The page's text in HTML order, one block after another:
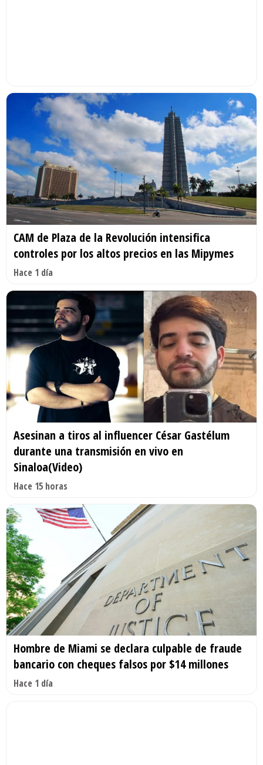
CAM de Plaza de la Revolución intensifica
controles por los altos precios en las Mipymes
Hace 1 día
Asesinan a tiros al influencer César Gastélum
durante una transmisión en vivo en
Sinaloa(Video)
Hace 15 horas
Hombre de Miami se declara culpable de fraude
bancario con cheques falsos por $14 millones
Hace 1 día